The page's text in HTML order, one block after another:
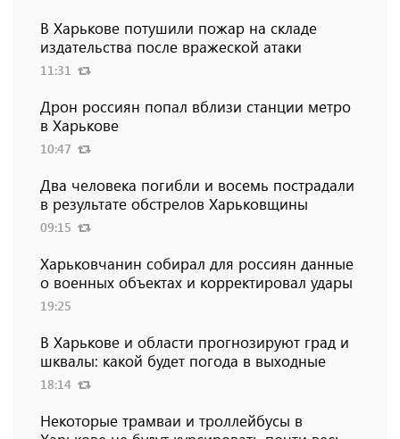
В Харькове потушили пожар на складе
издательства после вражеской атаки
11:31
Дрон россиян попал вблизи станции метро
в Харькове
10:47
Два человека погибли и восемь пострадали
в результате обстрелов Харьковщины
09:15
Харьковчанин собирал для россиян данные
о военных объектах и ​​корректировал удары
19:25
В Харькове и области прогнозируют град и
шквалы: какой будет погода в выходные
18:14
Некоторые трамваи и троллейбусы в